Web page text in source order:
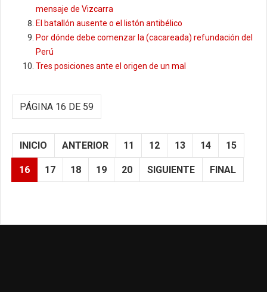
mensaje de Vizcarra
El batallón ausente o el listón antibélico
Por dónde debe comenzar la (cacareada) refundación del
Perú
Tres posiciones ante el origen de un mal
PÁGINA 16 DE 59
INICIO ANTERIOR 11 12 13 14 15
16 17 18 19 20 SIGUIENTE FINAL